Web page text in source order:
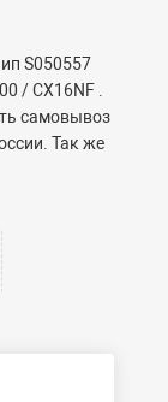
S050557
/ CX16NF .
самовывоз
Так же